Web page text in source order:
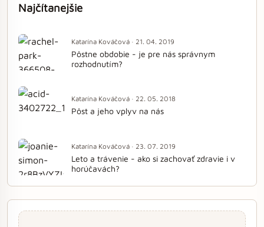
Najčítanejšie
Katarína Kováčová · 21. 04. 2019
Pôstne obdobie - je pre nás správnym
rozhodnutím?
Katarína Kováčová · 22. 05. 2018
Pôst a jeho vplyv na nás
Katarína Kováčová · 23. 07. 2019
Leto a trávenie - ako si zachovať zdravie i v
horúčavách?